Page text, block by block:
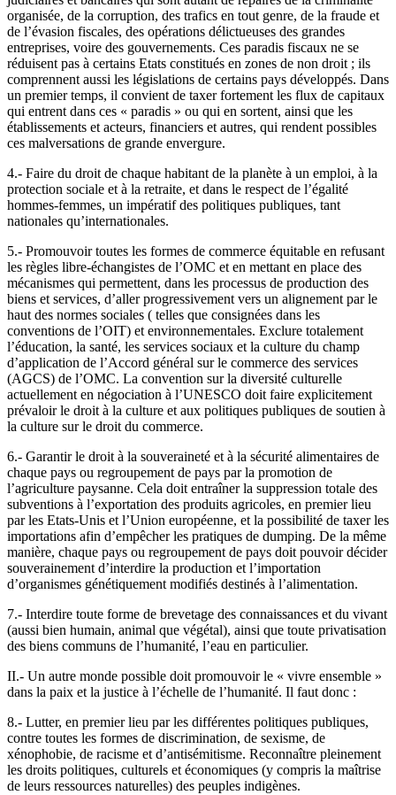
organisée, de la corruption, des trafics en tout genre, de la fraude et
de l’évasion fiscales, des opérations délictueuses des grandes
entreprises, voire des gouvernements. Ces paradis fiscaux ne se
réduisent pas à certains Etats constitués en zones de non droit ; ils
comprennent aussi les législations de certains pays développés. Dans
un premier temps, il convient de taxer fortement les flux de capitaux
qui entrent dans ces « paradis » ou qui en sortent, ainsi que les
établissements et acteurs, financiers et autres, qui rendent possibles
ces malversations de grande envergure.
4.- Faire du droit de chaque habitant de la planète à un emploi, à la
protection sociale et à la retraite, et dans le respect de l’égalité
hommes-femmes, un impératif des politiques publiques, tant
nationales qu’internationales.
5.- Promouvoir toutes les formes de commerce équitable en refusant
les règles libre-échangistes de l’OMC et en mettant en place des
mécanismes qui permettent, dans les processus de production des
biens et services, d’aller progressivement vers un alignement par le
haut des normes sociales ( telles que consignées dans les
conventions de l’OIT) et environnementales. Exclure totalement
l’éducation, la santé, les services sociaux et la culture du champ
d’application de l’Accord général sur le commerce des services
(AGCS) de l’OMC. La convention sur la diversité culturelle
actuellement en négociation à l’UNESCO doit faire explicitement
prévaloir le droit à la culture et aux politiques publiques de soutien à
la culture sur le droit du commerce.
6.- Garantir le droit à la souveraineté et à la sécurité alimentaires de
chaque pays ou regroupement de pays par la promotion de
l’agriculture paysanne. Cela doit entraîner la suppression totale des
subventions à l’exportation des produits agricoles, en premier lieu
par les Etats-Unis et l’Union européenne, et la possibilité de taxer les
importations afin d’empêcher les pratiques de dumping. De la même
manière, chaque pays ou regroupement de pays doit pouvoir décider
souverainement d’interdire la production et l’importation
d’organismes génétiquement modifiés destinés à l’alimentation.
7.- Interdire toute forme de brevetage des connaissances et du vivant
(aussi bien humain, animal que végétal), ainsi que toute privatisation
des biens communs de l’humanité, l’eau en particulier.
II.- Un autre monde possible doit promouvoir le « vivre ensemble »
dans la paix et la justice à l’échelle de l’humanité. Il faut donc :
8.- Lutter, en premier lieu par les différentes politiques publiques,
contre toutes les formes de discrimination, de sexisme, de
xénophobie, de racisme et d’antisémitisme. Reconnaître pleinement
les droits politiques, culturels et économiques (y compris la maîtrise
de leurs ressources naturelles) des peuples indigènes.